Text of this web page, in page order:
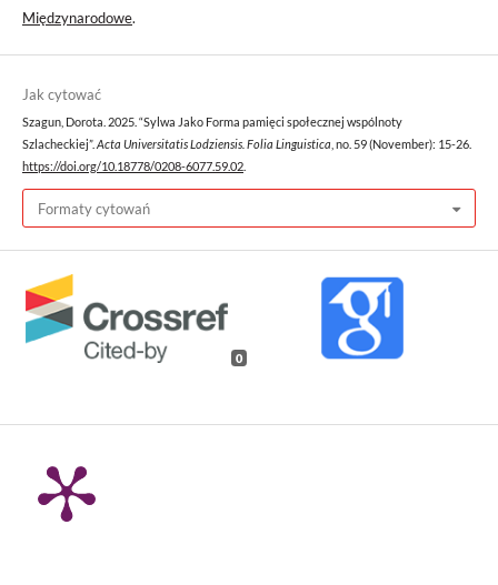
Międzynarodowe.
Jak cytować
Szagun, Dorota. 2025. “Sylwa Jako Forma pamięci społecznej wspólnoty
Szlacheckiej”. Acta Universitatis Lodziensis. Folia Linguistica , no. 59 (November): 15-26.
https://doi.org/10.18778/0208-6077.59.02
Formaty cytowań
0